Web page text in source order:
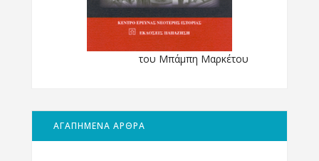
του Μπάμπη Μαρκέτου
ΑΓΑΠΗΜΕΝΑ ΑΡΘΡΑ